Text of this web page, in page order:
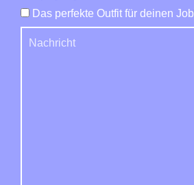
Das perfekte Outfit für deinen Job